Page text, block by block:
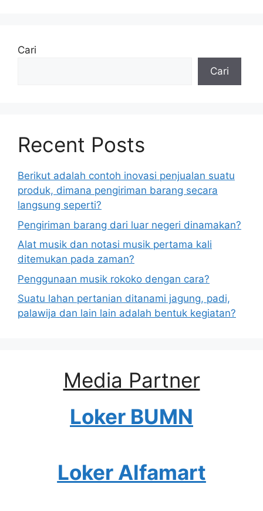
Cari
Cari
Recent Posts
Berikut adalah contoh inovasi penjualan suatu
produk, dimana pengiriman barang secara
langsung seperti?
Pengiriman barang dari luar negeri dinamakan?
Alat musik dan notasi musik pertama kali
ditemukan pada zaman?
Penggunaan musik rokoko dengan cara?
Suatu lahan pertanian ditanami jagung, padi,
palawija dan lain lain adalah bentuk kegiatan?
Media Partner
Loker BUMN
Loker Alfamart